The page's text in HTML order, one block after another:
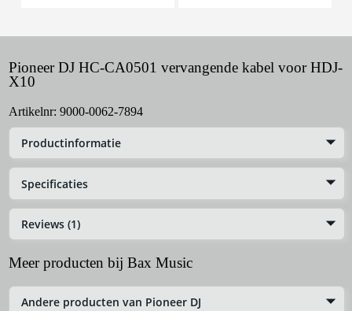
Pioneer DJ HC-CA0501 vervangende kabel voor HDJ-
X10
Artikelnr: 9000-0062-7894
Productinformatie
Specificaties
Reviews (1)
Meer producten bij Bax Music
Andere producten van Pioneer DJ